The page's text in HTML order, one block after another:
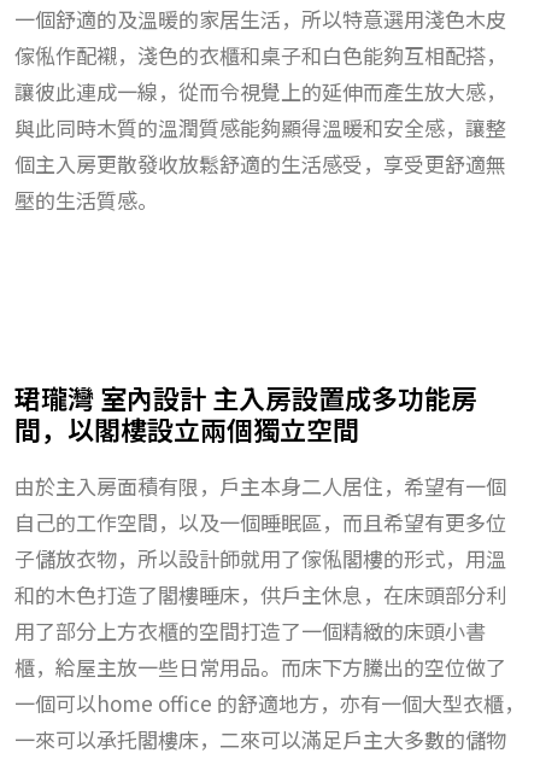
一個舒適的及溫暖的家居生活，所以特意選用淺色木皮
傢俬作配襯，淺色的衣櫃和桌子和白色能夠互相配搭，
讓彼此連成一線，從而令視覺上的延伸而產生放大感，
與此同時木質的溫潤質感能夠顯得溫暖和安全感，讓整
個主入房更散發收放鬆舒適的生活感受，享受更舒適無
壓的生活質感。
珺瓏灣 室內設計 主入房設置成多功能房
間，以閣樓設立兩個獨立空間
由於主入房面積有限，戶主本身二人居住，希望有一個
自己的工作空間，以及一個睡眠區，而且希望有更多位
子儲放衣物，所以設計師就用了傢俬閣樓的形式，用溫
和的木色打造了閣樓睡床，供戶主休息，在床頭部分利
用了部分上方衣櫃的空間打造了一個精緻的床頭小書
櫃，給屋主放一些日常用品。而床下方騰出的空位做了
一個可以home office 的舒適地方，亦有一個大型衣櫃，
一來可以承托閣樓床，二來可以滿足戶主大多數的儲物